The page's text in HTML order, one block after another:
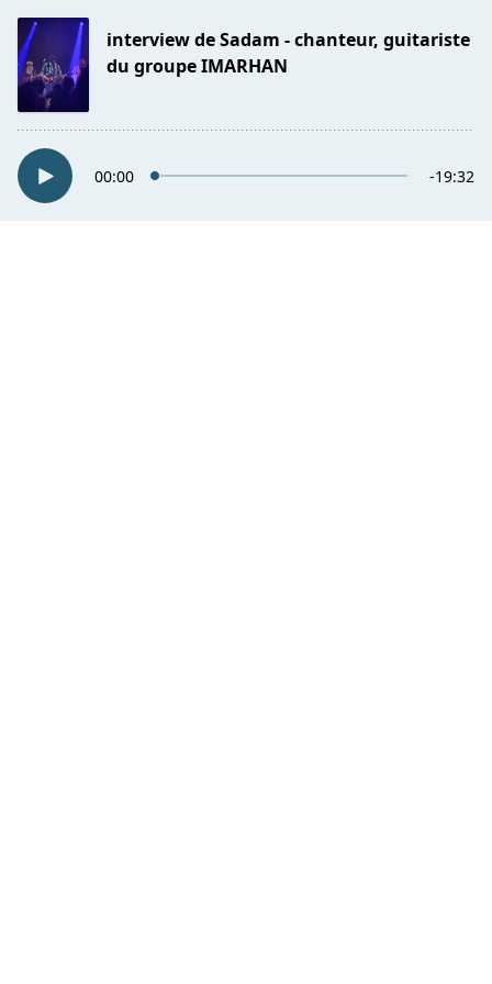
interview de Sadam - chanteur, guitariste
du groupe IMARHAN
00:00 -19:32